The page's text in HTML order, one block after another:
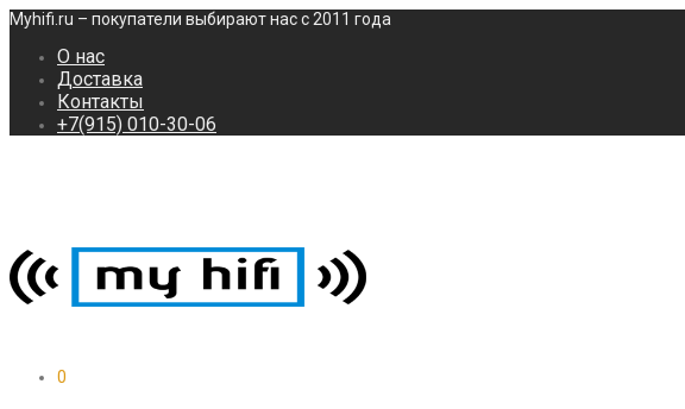
Myhifi.ru – покупатели выбирают нас с 2011 года
О нас
Доставка
Контакты
+7(915) 010-30-06
0